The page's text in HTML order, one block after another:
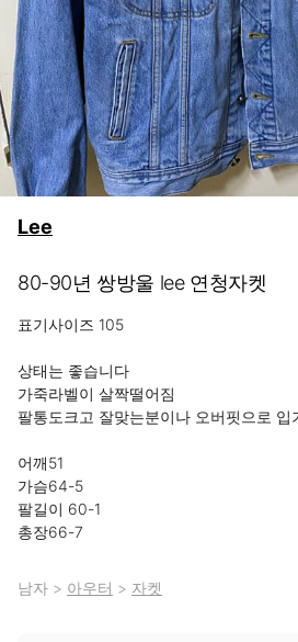
Lee
80-90년 쌍방울 lee 연청자켓
표기사이즈 105
상태는 좋습니다
가죽라벨이 살짝떨어짐
팔통도크고 잘맞는분이나 오버핏으로 입
어깨51
가슴64-5
팔길이 60-1
총장66-7
남자 > 아우터 > 자켓